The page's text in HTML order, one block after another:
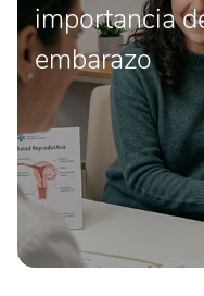
importancia
embarazo